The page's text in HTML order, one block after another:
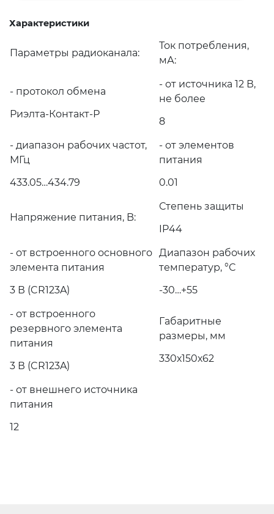
Характеристики
Параметры радиоканала:
Ток потребления,
мА:
- протокол обмена
Риэлта-Контакт-Р
- от источника 12 В,
не более
8
- диапазон рабочих частот,
МГц
433.05…434.79
- от элементов
питания
0.01
Напряжение питания, B:
Степень защиты
IP44
- от встроенного основного
элемента питания
3 В (CR123A)
Диапазон рабочих
температур, °С
-30…+55
- от встроенного
резервного элемента
питания
3 В (CR123A)
Габаритные
размеры, мм
330х150х62
- от внешнего источника
питания
12